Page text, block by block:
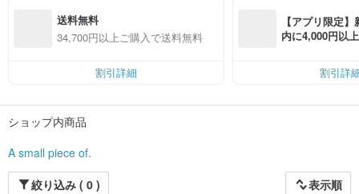
私は自分の好きなものを作り、好きな瞬間を撮影し、感性で編集し、「小さな
一片のように」でそれぞれの小さな味を集めました
"A small piece of." is a small taste editing shop with my own colors of making,
I am making knitting props, bags and various miscellaneous goods that I like.
"A small piece of." is a brand that originated from personal taste.
The story of "ASPO" began with the idea of "Why don't you gather my
preferences among many different options?"
送料無料
34,700円以上ご購入で送料無料
割引詳細
【アプリ限定
内に4,000円以
割引詳
ショップ内商品
A small piece of.
絞り込み ( 0 )
表示順